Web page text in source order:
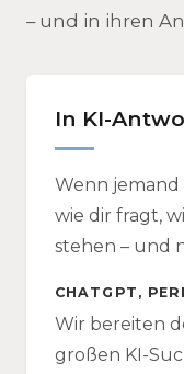
– und in ihren
In KI-
Wenn jemand
wie dir fragt,
stehen – und
CHATGPT,
Wir bereiten
großen KI-